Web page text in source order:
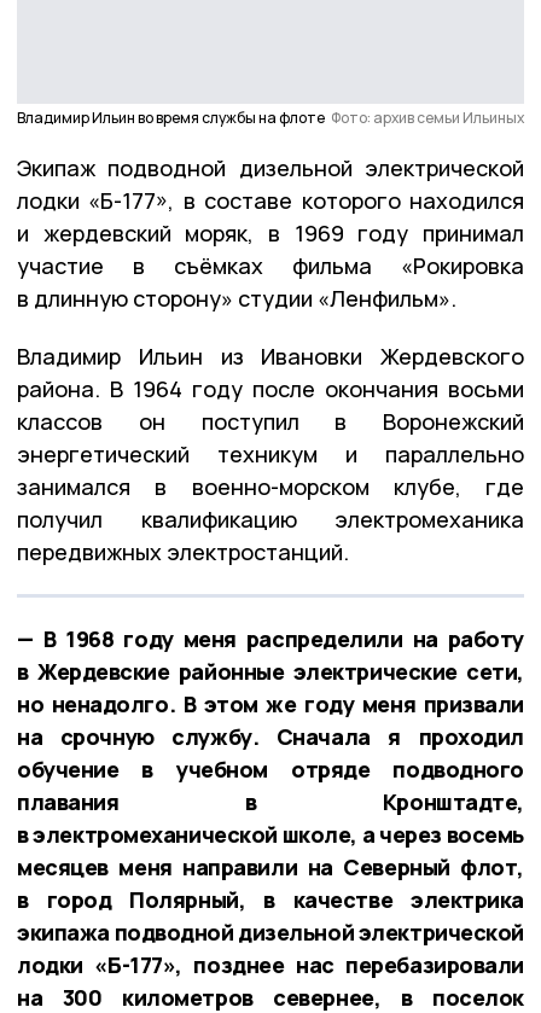
Владимир Ильин во время службы на флоте Фото: архив семьи Ильиных
Экипаж подводной дизельной электрической
лодки «Б-177», в составе которого находился
и жердевский моряк, в 1969 году принимал
участие в съёмках фильма «Рокировка
в длинную сторону» студии «Ленфильм».
Владимир Ильин из Ивановки Жердевского
района. В 1964 году после окончания восьми
классов он поступил в Воронежский
энергетический техникум и параллельно
занимался в военно-морском клубе, где
получил квалификацию электромеханика
передвижных электростанций.
— В 1968 году меня распределили на работу
в Жердевские районные электрические сети,
но ненадолго. В этом же году меня призвали
на срочную службу. Сначала я проходил
обучение в учебном отряде подводного
плавания в Кронштадте,
в электромеханической школе, а через восемь
месяцев меня направили на Северный флот,
в город Полярный, в качестве электрика
экипажа подводной дизельной электрической
лодки «Б-177», позднее нас перебазировали
на 300 километров севернее, в поселок